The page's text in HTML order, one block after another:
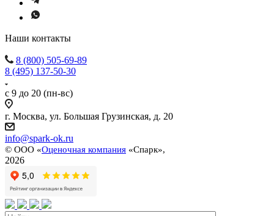
Наши контакты
8 (800) 505-69-89
8 (495) 137-50-30
с 9 до 20 (пн-вс)
г. Москва, ул. Большая Грузинская, д. 20
info@spark-ok.ru
© ООО «Оценочная компания «Спарк»,
2026